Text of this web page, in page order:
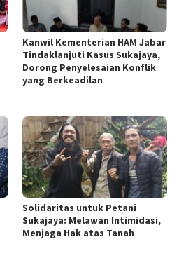
Kanwil Kementerian HAM Jabar
Tindaklanjuti Kasus Sukajaya,
Dorong Penyelesaian Konflik
yang Berkeadilan
Solidaritas untuk Petani
Sukajaya: Melawan Intimidasi,
Menjaga Hak atas Tanah